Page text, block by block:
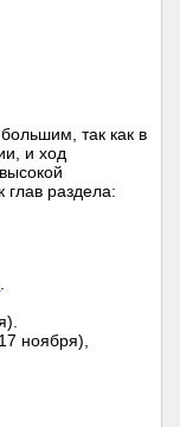
так как в
и ход
глав раздела:
ноября),